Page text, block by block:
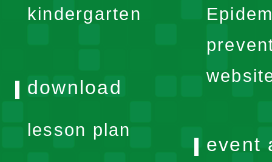
kindergarten
download
lesson plan
event